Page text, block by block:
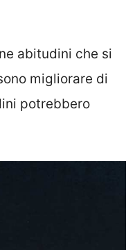
abitudini che si
migliorare di
potrebbero